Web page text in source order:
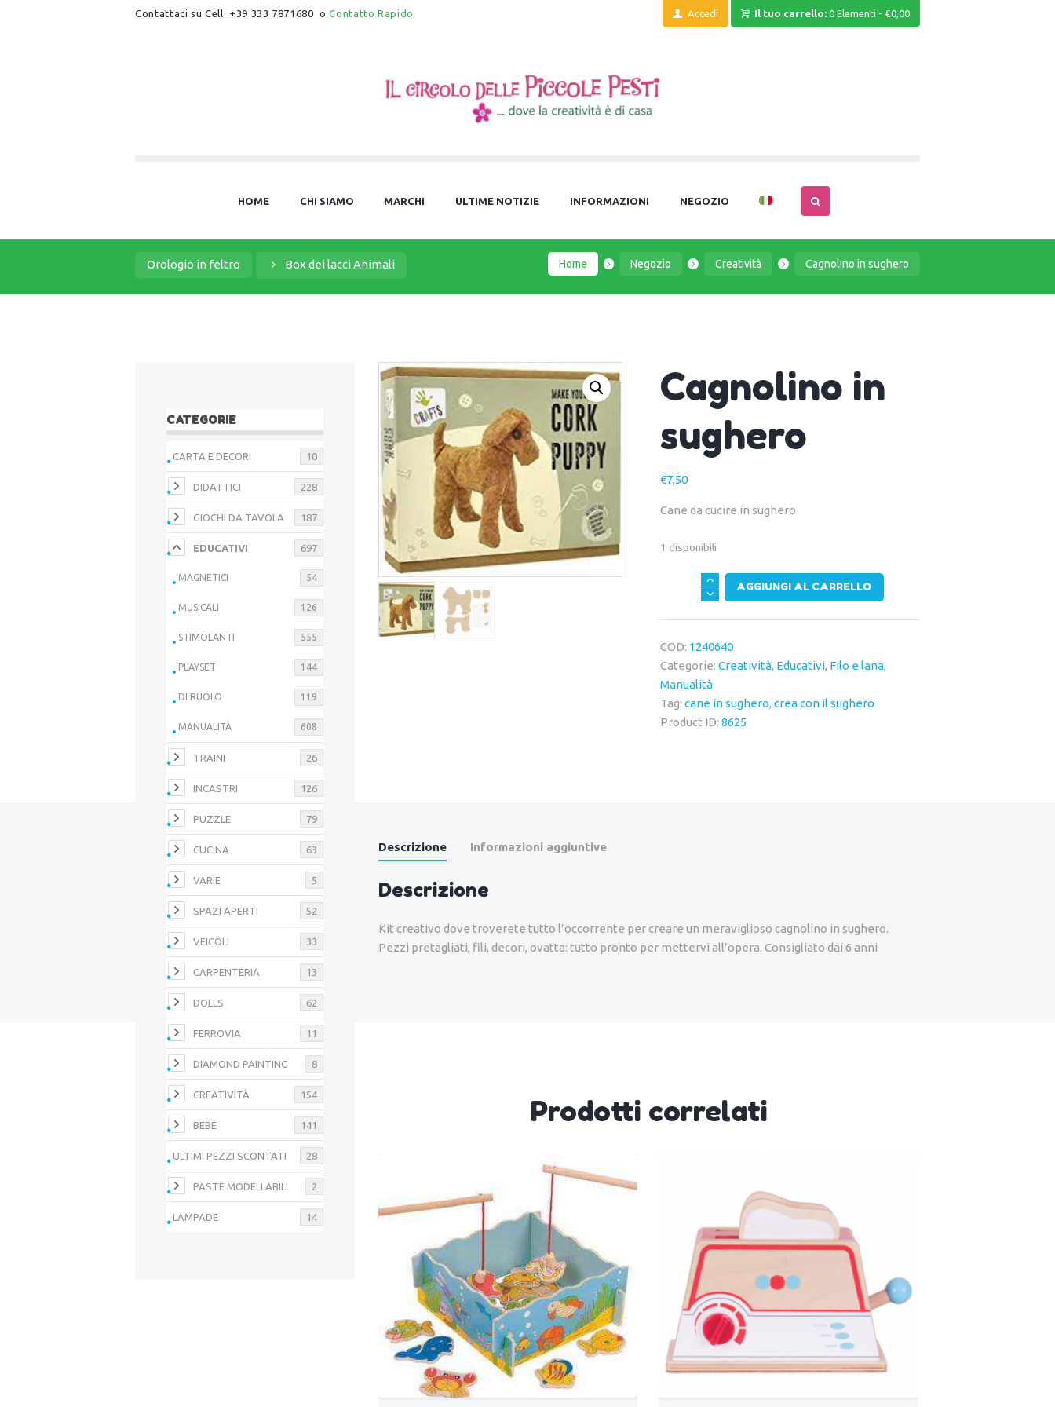
Contattaci su Cell. +39 333 7871680 oContatto Rapido Accedi Il tuo carrello: 0 Elementi -€0,00
HOME CHI SIAMO MARCHI ULTIME NOTIZIE INFORMAZIONI NEGOZIO
Orologio in feltro Box dei lacci Animali Home Negozio Creatività Cagnolino in sughero
Cagnolino in
sughero
€7,50
Cane da cucire in sughero
1 disponibili
Cagnolino
sughero
AGGIUNGI AL CARRELLO
COD: 1240640
Categorie: Creatività, Educativi, Filo e lana,
Manualità
Tag: cane in sughero, crea con il sughero
Product ID: 8625
Descrizione Informazioni aggiuntive
Descrizione
Kit creativo dove troverete tutto l’occorrente per creare un meraviglioso cagnolino in sughero.
Pezzi pretagliati, fili, decori, ovatta: tutto pronto per mettervi all’opera. Consigliato dai 6 anni
Prodotti correlati
CATEGORIE
CARTA E DECORI 10
DIDATTICI 228
GIOCHI DA TAVOLA 187
EDUCATIVI 697
MAGNETICI 54
MUSICALI 126
STIMOLANTI 555
PLAYSET 144
DI RUOLO 119
MANUALITÀ 608
TRAINI 26
INCASTRI 126
PUZZLE 79
CUCINA 63
VARIE 5
SPAZI APERTI 52
VEICOLI 33
CARPENTERIA 13
DOLLS 62
FERROVIA 11
DIAMOND PAINTING 8
CREATIVITÀ 154
BEBÈ 141
ULTIMI PEZZI SCONTATI 28
PASTE MODELLABILI 2
LAMPADE 14